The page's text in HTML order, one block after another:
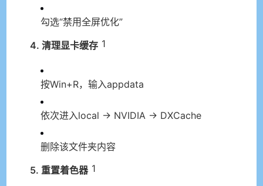
勾选“禁用全屏优化”
4. 清理显卡缓存 1
按Win+R，输入appdata
依次进入local → NVIDIA → DXCache
删除该文件夹内容
5. 重置着色器 1